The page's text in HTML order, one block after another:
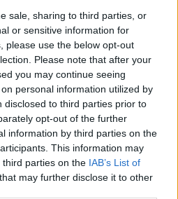
sale, sharing to third parties, or
or sensitive information for
please use the below opt-out
Please note that after your
you may continue seeing
personal information utilized by
disclosed to third parties prior to
opt-out of the further
information by third parties on the
This information may
parties on the IAB’s List of
that may further disclose it to other
din Bacău, căutată de trei
mobilizați
ar fi fost delapidate
Serv. Fosta
trimisă în j...
peste România de
calificativ financiar care